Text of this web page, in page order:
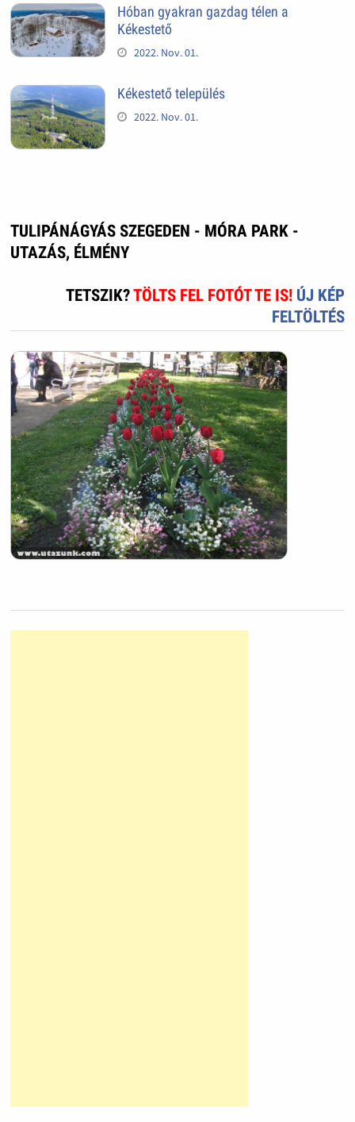
Hóban gyakran gazdag télen a
Kékestető
2022. Nov. 01.
Kékestető település
2022. Nov. 01.
TULIPÁNÁGYÁS SZEGEDEN - MÓRA PARK -
UTAZÁS, ÉLMÉNY
TETSZIK?TÖLTS FEL FOTÓT TE IS! ÚJ KÉP
FELTÖLTÉS